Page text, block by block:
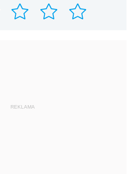
REKLAMA